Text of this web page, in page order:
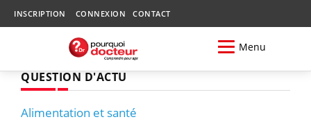
INSCRIPTION CONNEXION CONTACT
Menu
QUESTION D'ACTU
Alimentation et santé